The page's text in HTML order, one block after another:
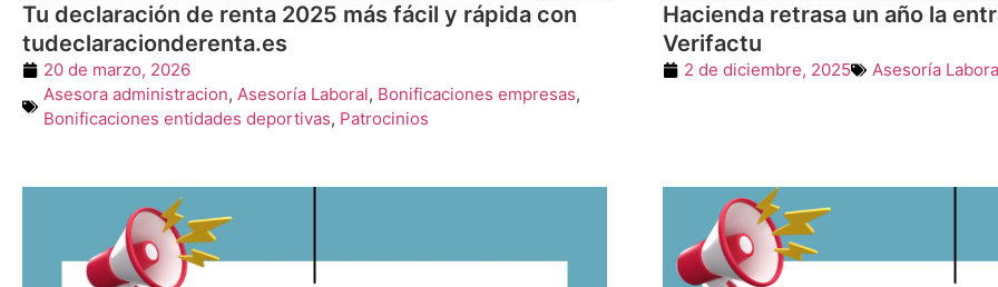
Tu declaración de renta 2025 más fácil y rápida con
tudeclaracionderenta.es
20 de marzo, 2026
Asesora administracion, Asesoría Laboral, Bonificaciones empresas,
Bonificaciones entidades deportivas, Patrocinios
Hacienda retrasa un año la
Verifactu
2 de diciembre, 2025 Asesoría